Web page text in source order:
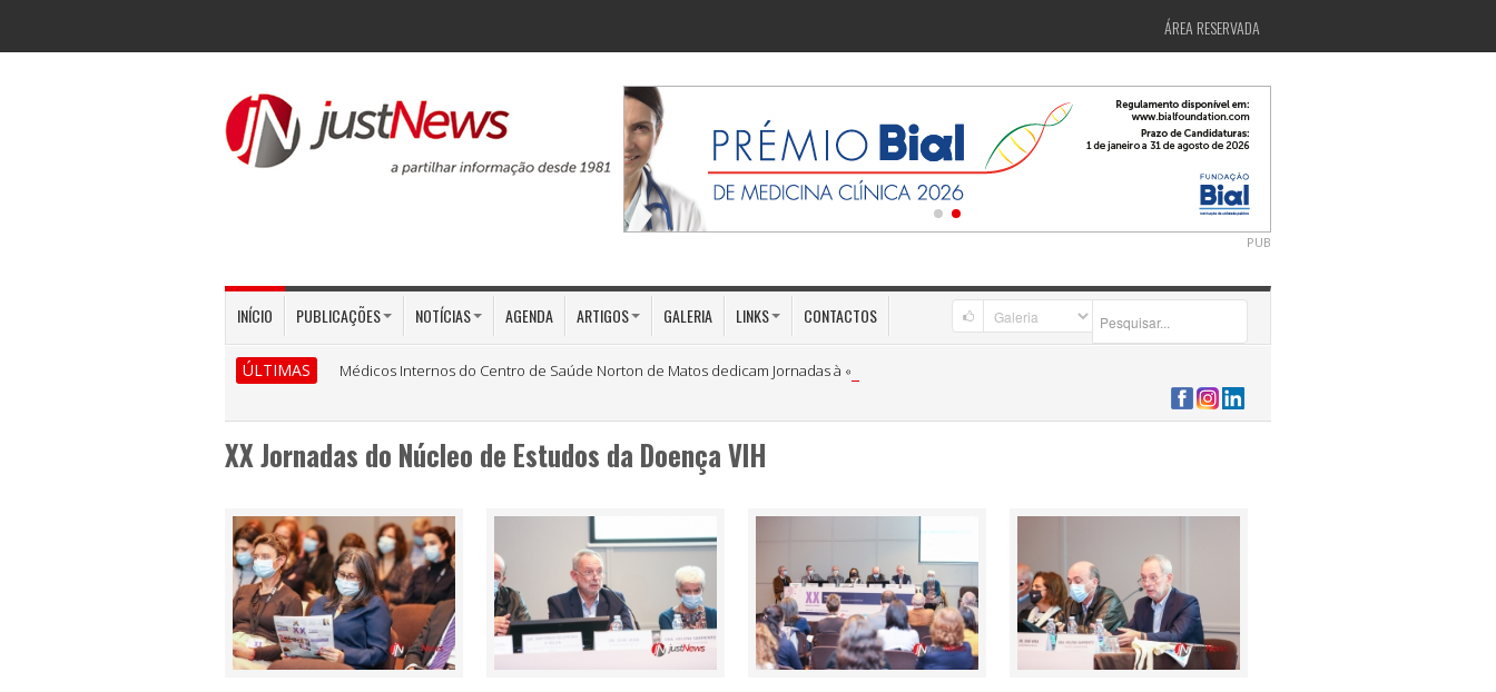
ÁREA RESERVADA
PUB
INÍCIO PUBLICAÇÕES NOTÍCIAS AGENDA ARTIGOS GALERIA LINKS CONTACTOS
ÚLTIMAS Médicos Internos do Centro de Saúde Norton de Matos dedicam Jornadas à «Medicina Preventiva»
XX Jornadas do Núcleo de Estudos da Doença VIH